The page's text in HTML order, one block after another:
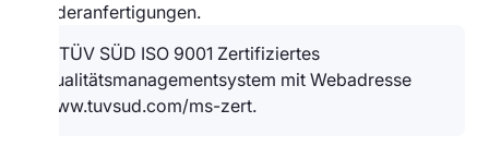
Sonderanfertigungen.